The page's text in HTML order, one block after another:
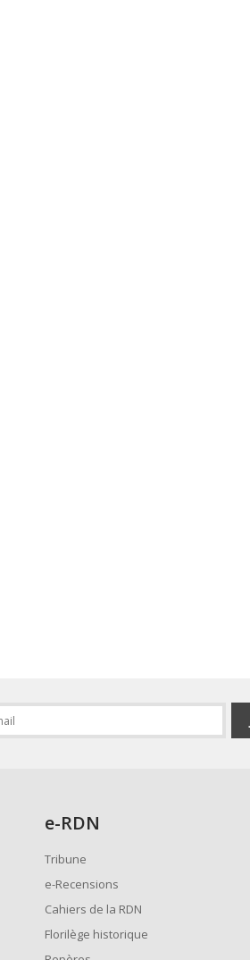
e-RDN
Tribune
e-Recensions
Cahiers de la RDN
Florilège historique